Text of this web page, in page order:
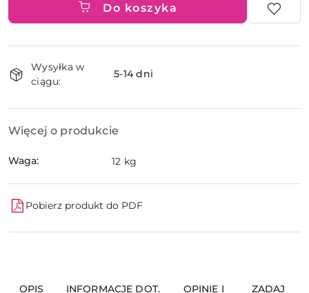
Do koszyka
i
dostawa
Wysyłka w
ciągu:
5-14 dni
Więcej o produkcie
Waga: 12 kg
Pobierz produkt do PDF
OPIS
INFORMACJE DOT.
OPINIE I
ZADAJ